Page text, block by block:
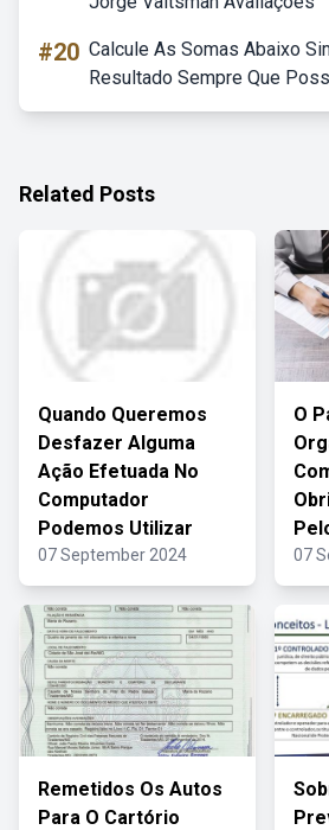
#20 Calcule As Somas Abaixo
Resultado Sempre Que
Related Posts
Quando Queremos
Desfazer Alguma
Ação Efetuada No
Computador
Podemos Utilizar
07 September 2024
O
07
Remetidos Os Autos
Para O Cartório